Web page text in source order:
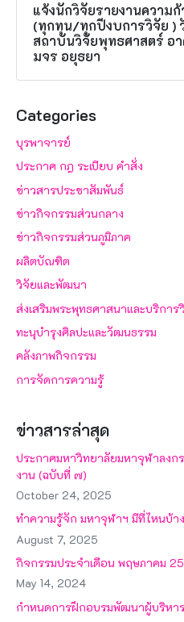
แจ้งนักวิจัยรายงานความ
(ทุกทุน/ทุกปีงบการวิจัย )
สถาบันวิจัยพุทธศาสตร์ อ
มจร อยุธยา
Categories
บุรพาจารย์
ประกาศ กฎ ระเบียบ คำสั่ง
ข่าวสารประชาสัมพันธ์
ข่าวกิจกรรมส่วนกลาง
ข่าวกิจกรรมส่วนภูมิภาค
ผลิตบัณฑิต
วิจัยและพัฒนา
ส่งเสริมพระพุทธศาสนาและบริกา
ทะนุบำรุงศิลปะและวัฒนธรรม
คลังภาพกิจกรรม
การจัดการความรู้
ข่าวสารล่าสุด
ประกาศมหาวิทยาลัยมหาจุฬาลงก
งาน (ฉบับที่ ๗)
October 24, 2025
ทำความรู้จัก มหาจุฬาฯ มีที่ไหนบ้าง
August 7, 2025
กิจกรรมประจำเดือน พฤษภาคม
May 14, 2024
กำหนดการฝึกอบรมพัฒนาผู้บริหา